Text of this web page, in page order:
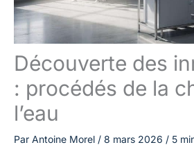
Découverte des
: procédés de la
l’eau
Par Antoine Morel / 8 mars 2026 / 5